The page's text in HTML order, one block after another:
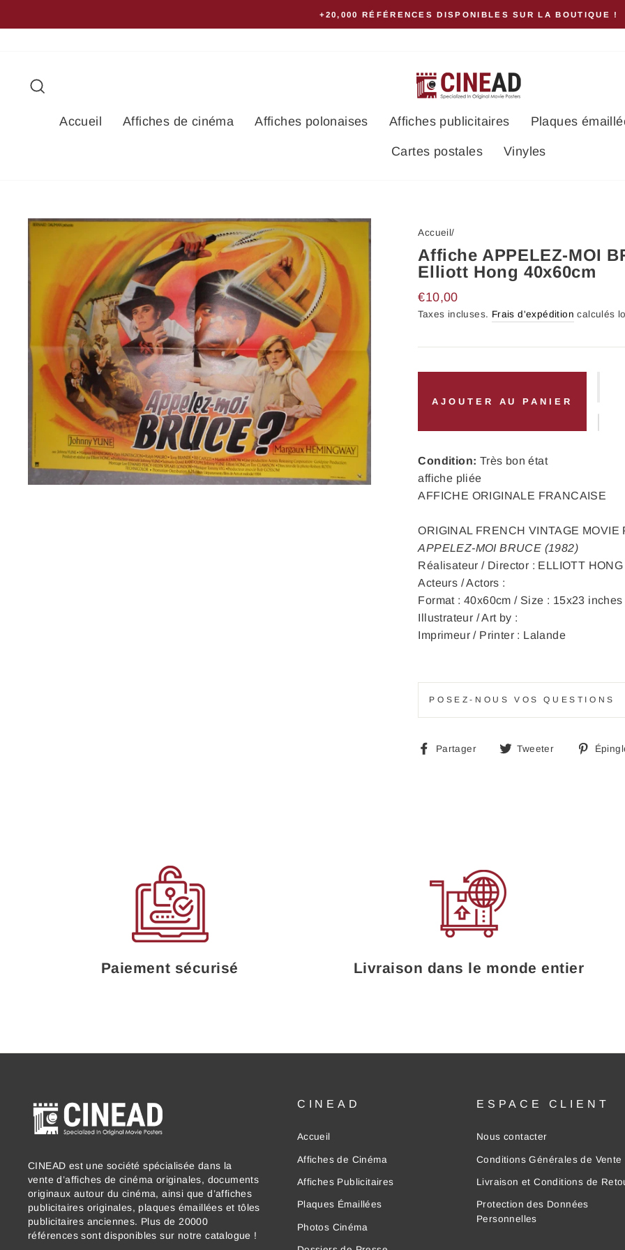
au
+20,000 RÉFÉRENCES DISPONIBLES SUR LA BOUTIQUE !
Accueil Affiches de cinéma Affiches polonaises Affiches publicitaires Plaques
Cartes postales Vinyles
Accueil/
Affiche APPELEZ-MOI
Elliott Hong 40x60cm
Prix
régulier
€10,00
Taxes incluses. Frais d'expédition calculés
AJOUTER AU PANIER
Condition: Très bon état
affiche pliée
AFFICHE ORIGINALE FRANCAISE
ORIGINAL FRENCH VINTAGE MOVIE
APPELEZ-MOI BRUCE (1982)
Réalisateur / Director : ELLIOTT HONG
Acteurs / Actors :
Format : 40x60cm / Size : 15x23 inches
Illustrateur / Art by :
Imprimeur / Printer : Lalande
POSEZ-NOUS VOS QUESTIONS
Partager
PartagerTweeter
Tweeter
Paiement sécurisé Livraison dans le monde entier
CINEAD est une société spécialisée dans la
vente d’affiches de cinéma originales, documents
originaux autour du cinéma, ainsi que d’affiches
publicitaires originales, plaques émaillées et tôles
publicitaires anciennes. Plus de 20000
références sont disponibles sur notre catalogue !
CINEAD
Accueil
Affiches de Cinéma
Affiches Publicitaires
Plaques Émaillées
Photos Cinéma
ESPACE CLIENT
Nous contacter
Conditions Générales de Vente
Livraison et Conditions de
Protection des Données
Personnelles